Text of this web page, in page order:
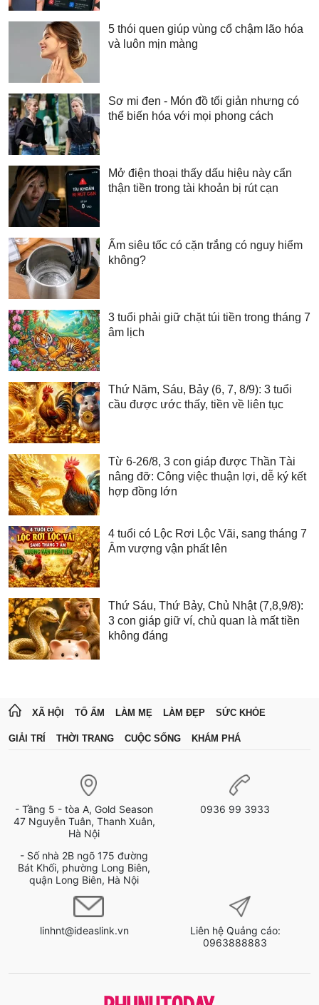
5 thói quen giúp vùng cổ chậm lão hóa
và luôn mịn màng
Sơ mi đen - Món đồ tối giản nhưng có
thể biến hóa với mọi phong cách
Mở điện thoại thấy dấu hiệu này cẩn
thận tiền trong tài khoản bị rút cạn
Ấm siêu tốc có cặn trắng có nguy hiểm
không?
3 tuổi phải giữ chặt túi tiền trong tháng 7
âm lịch
Thứ Năm, Sáu, Bảy (6, 7, 8/9): 3 tuổi
cầu được ước thấy, tiền về liên tục
Từ 6-26/8, 3 con giáp được Thần Tài
nâng đỡ: Công việc thuận lợi, dễ ký kết
hợp đồng lớn
4 tuổi có Lộc Rơi Lộc Vãi, sang tháng 7
Âm vượng vận phất lên
Thứ Sáu, Thứ Bảy, Chủ Nhật (7,8,9/8):
3 con giáp giữ ví, chủ quan là mất tiền
không đáng
XÃ HỘI TỔ ẤM LÀM MẸ LÀM ĐẸP SỨC KHỎE
GIẢI TRÍ THỜI TRANG CUỘC SỐNG KHÁM PHÁ
- Tầng 5 - tòa A, Gold Season
47 Nguyễn Tuân, Thanh Xuân,
Hà Nội
- Số nhà 2B ngõ 175 đường
Bát Khối, phường Long Biên,
quận Long Biên, Hà Nội
0936 99 3933
linhnt@ideaslink.vn
Liên hệ Quảng cáo:
0963888883